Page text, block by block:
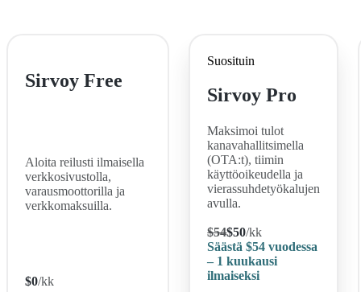
Sirvoy Free
Aloita reilusti ilmaisella
verkkosivustolla,
varausmoottorilla ja
verkkomaksuilla.
$0/kk
Suosituin
Sirvoy Pro
Maksimoi tulot
kanavahallitsimella
(OTA:t), tiimin
käyttöoikeudella ja
vierassuhdetyökalujen
avulla.
$54$50/kk
Säästä$54 vuodessa
– 1 kuukausi
ilmaiseksi